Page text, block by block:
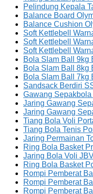
Pelindung Kepala
Balance Board
Balance Cushion
Soft Kettlebell
Soft Kettlebell
Soft Kettlebell
Bola Slam Ball 9kg
Bola Slam Ball 8kg
Bola Slam Ball 7kg
Sandsack Berdiri
Gawang
Jaring Gawang
Jaring Gawang
Tiang Bola Voli
Tiang Bola Tenis
Jaring Permainan
Ring Bola Basket
Jaring Bola Voli
Ring Bola Basket
Rompi Pemberat
Rompi Pemberat
Rompi Pemberat